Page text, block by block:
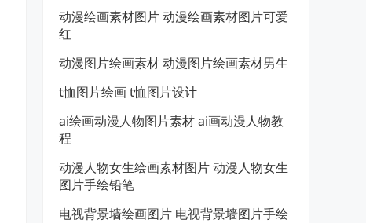
动漫绘画素材图片 动漫绘画素材图片可爱
红
动漫图片绘画素材 动漫图片绘画素材男生
t恤图片绘画 t恤图片设计
ai绘画动漫人物图片素材 ai画动漫人物教
程
动漫人物女生绘画素材图片 动漫人物女生
图片手绘铅笔
电视背景墙绘画图片 电视背景墙图片手绘